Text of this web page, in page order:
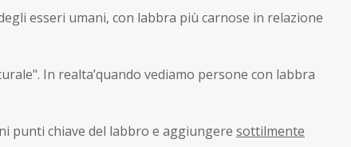
esseri umani, con labbra più carnose in relazione
In realta’quando vediamo persone con labbra
punti chiave del labbro e aggiungere sottilmente